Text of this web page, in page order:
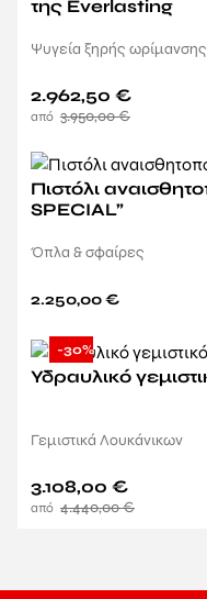
της Everlasting
Ψυγεία ξηρής
3.950,00€
2.962,50 €
Πιστόλι
SPECIAL”
Όπλα & σφαίρες
2.250,00€
-30%
Υδραυλικό
Γεμιστικά Λουκάνικων
4.440,00€
3.108,00 €